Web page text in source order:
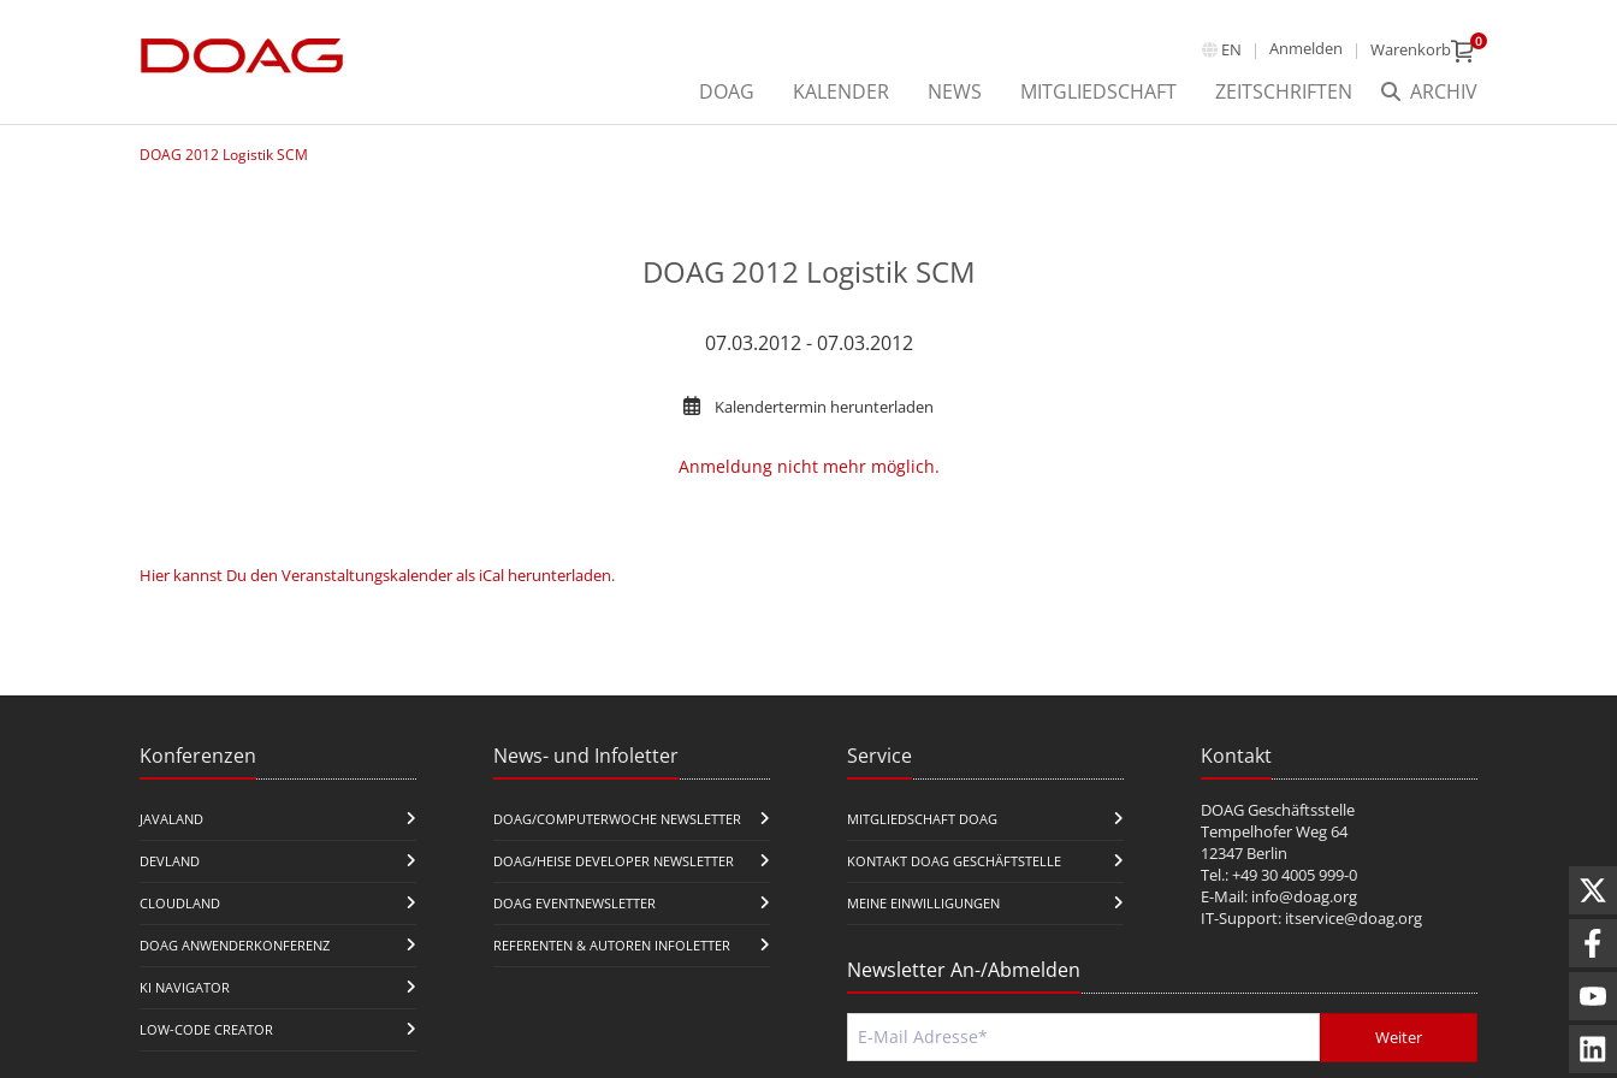
EN Anmelden Warenkorb 0
ARCHIV
DOAG KALENDER NEWS MITGLIEDSCHAFT ZEITSCHRIFTEN
DOAG 2012 Logistik SCM
DOAG 2012 Logistik SCM
07.03.2012 - 07.03.2012
Kalendertermin herunterladen
Anmeldung nicht mehr möglich.
Hier kannst Du den Veranstaltungskalender als iCal herunterladen.
Konferenzen
JAVALAND
DEVLAND
CLOUDLAND
DOAG ANWENDERKONFERENZ
KI NAVIGATOR
LOW-CODE CREATOR
News- und Infoletter
DOAG/COMPUTERWOCHE NEWSLETTER
DOAG/HEISE DEVELOPER NEWSLETTER
DOAG EVENTNEWSLETTER
REFERENTEN & AUTOREN INFOLETTER
Service
MITGLIEDSCHAFT DOAG
KONTAKT DOAG GESCHÄFTSTELLE
MEINE EINWILLIGUNGEN
Kontakt
DOAG Geschäftsstelle
Tempelhofer Weg 64
12347 Berlin
Tel.: +49 30 4005 999-0
E-Mail: info@doag.org
IT-Support: itservice@doag.org
Newsletter An-/Abmelden
Weiter